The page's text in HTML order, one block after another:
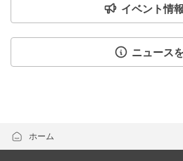
イベント情
ニュース
ホーム